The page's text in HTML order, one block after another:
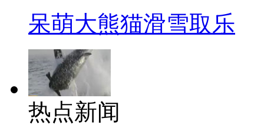
呆萌大熊猫滑雪取乐
热点新闻